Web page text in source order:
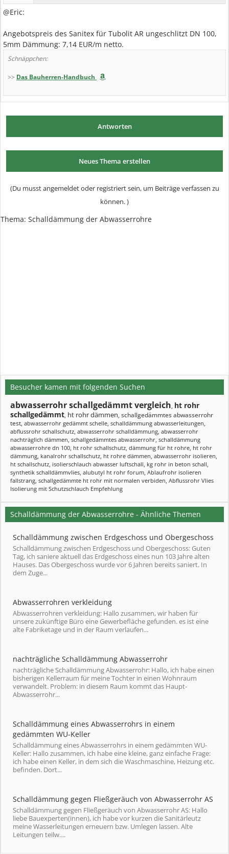
@Eric:
Angebotspreis des Sanitex für Tubolit AR ungeschlitzt DN 100,
5mm Dämmung: 7,14 EUR/m netto.
Schnäppchen:
>> Das Bauherren-Handbuch
Antworten
Neues Thema erstellen
(Du musst angemeldet oder registriert sein, um Beiträge verfassen zu
können. )
Thema: Schalldämmung der Abwasserrohre
Besucher kamen mit folgenden Suchen
abwasserrohr schallgedämmt vergleich, ht rohr
schallgedämmt, ht rohr dämmen, schallgedämmtes abwasserrohr
test, abwasserrohr gedämmt schelle, schalldämmung abwasserleitungen,
abflussrohr schallschutz, abwasserrohr schalldämmung, abwasserrohr
nachträglich dämmen, schallgedämmtes abwasserrohr, schalldämmung
abwasserrohre dn 100, ht rohr schallschutz, dämmung für ht rohre, ht rohr
dämmung, kanalrohr schallschutz, ht rohre dämmen, abwasserrohr isolieren,
ht schallschutz, isolierschlauch abwasser luftschall, kg rohr in beton schall,
synthetik schalldämmvlies, alubutyl ht rohr forum, Ablaufrohr isolieren
fallstrang, schallgedämmte ht rohr mit normalen verbiden, Abflussrohr Vlies
Isolierung mit Schutzschlauch Empfehlung
Schalldämmung der Abwasserrohre - Ähnliche Themen
Schalldämmung zwischen Erdgeschoss und Obergeschoss
Schalldämmung zwischen Erdgeschoss und Obergeschoss: Guten
Tag, ich saniere aktuell das Erdgeschoss eines nun 103 Jahre alten
Hauses. Das Obergeschoss wurde vor 6 Jahren bereits saniert. In
dem Zuge...
Abwasserrohren verkleidung
Abwasserrohren verkleidung: Hallo zusammen, wir haben für
unsere zukünftige Büro eine Gewerbefläche gefunden. es ist eine
alte Fabriketage und in der Raum verlaufen...
nachträgliche Schalldämmung Abwasserrohr
nachträgliche Schalldämmung Abwasserrohr: Hallo, ich habe einen
bisherigen Kellerraum für meine Tochter in einen Wohnraum
verwandelt. Problem: in diesem Raum kommt das Haupt-
Abwasserrohr...
Schalldämmung eines Abwasserrohrs in einem
gedämmten WU-Keller
Schalldämmung eines Abwasserrohrs in einem gedämmten WU-
Keller: Hallo zusammen, ich habe eine kleine, ganz einfache Frage:
ich habe einen Keller, in dem sich die Waschmaschine, Heizung etc.
befinden. Dort...
Schalldämmung gegen Fließgeräuch von Abwasserrohr AS
Schalldämmung gegen Fließgeräuch von Abwasserrohr AS: Hallo
liebe Bauexperten(innen), ich habe vor kurzen die Sanitärleutz
meine Wasserleitungen erneuern bzw. Umlegen lassen. Alte
Leitungen teilw....